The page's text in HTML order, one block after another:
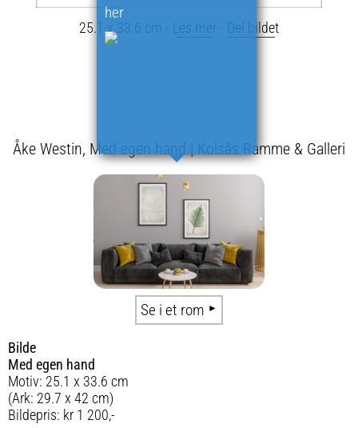
25.1 x 33.6 cm - Les mer Del bildet
her
Åke Westin, Med egen hand | Kolsås Ramme & Galleri
Se i et rom
Bilde
Med egen hand
Motiv: 25.1 x 33.6 cm
(Ark: 29.7 x 42 cm)
Bildepris: kr 1 200,-